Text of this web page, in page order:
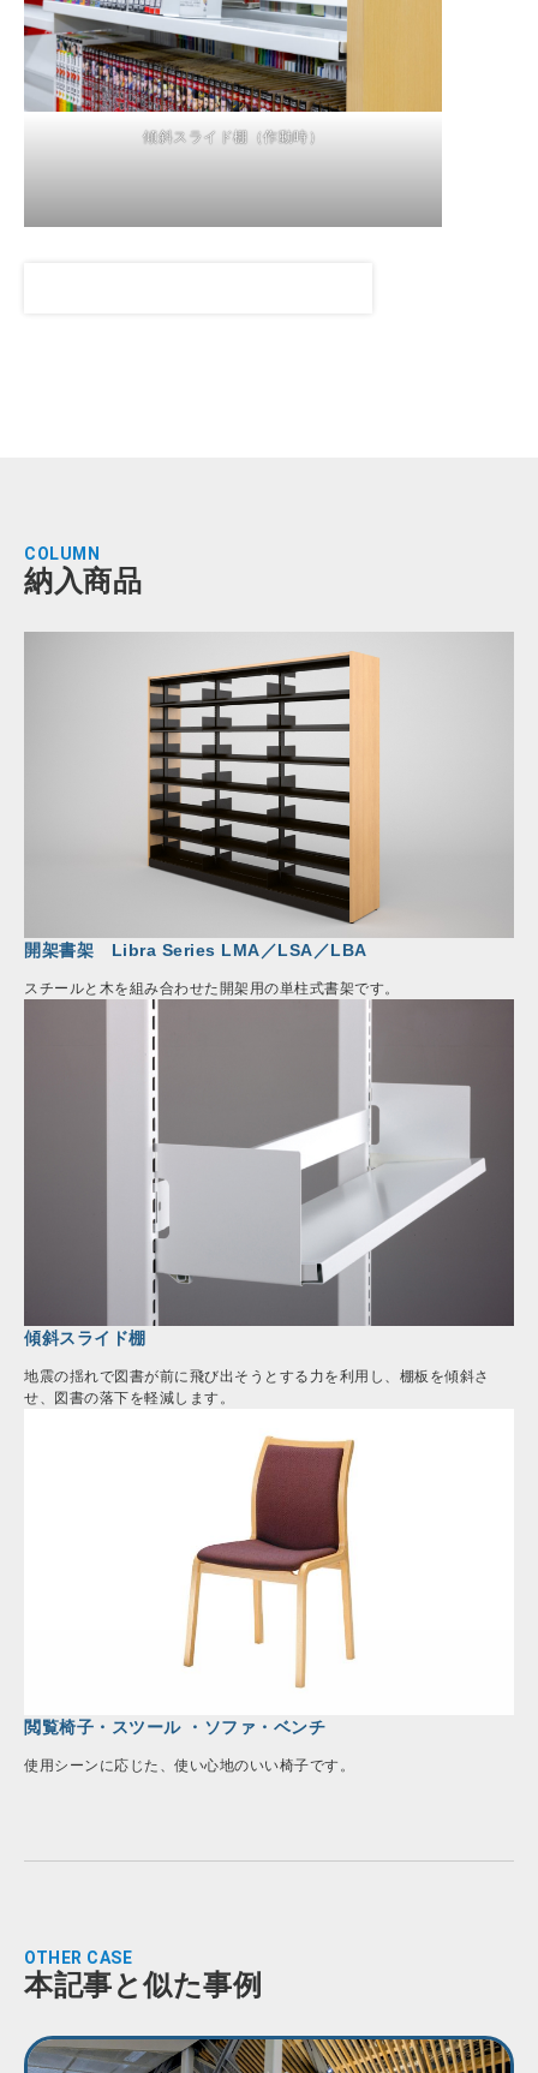
傾斜スライド棚（作動時）
COLUMN
納入商品
開架書架 Libra Series LMA／LSA／LBA
スチールと木を組み合わせた開架用の単柱式書架です。
傾斜スライド棚
地震の揺れで図書が前に飛び出そうとする力を利用し、棚板を傾斜さ
せ、図書の落下を軽減します。
閲覧椅子・スツール ・ソファ・ベンチ
使用シーンに応じた、使い心地のいい椅子です。
OTHER CASE
本記事と似た事例